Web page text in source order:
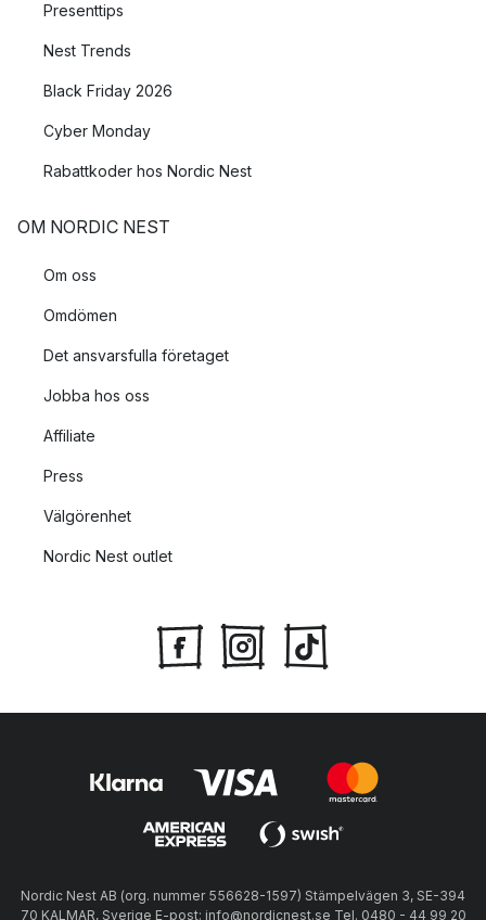
Presenttips
Nest Trends
Black Friday 2026
Cyber Monday
Rabattkoder hos Nordic Nest
OM NORDIC NEST
Om oss
Omdömen
Det ansvarsfulla företaget
Jobba hos oss
Affiliate
Press
Välgörenhet
Nordic Nest outlet
Nordic Nest AB (org. nummer 556628-1597) Stämpelvägen 3, SE-394
70 KALMAR, Sverige E-post: info@nordicnest.se Tel. 0480 - 44 99 20